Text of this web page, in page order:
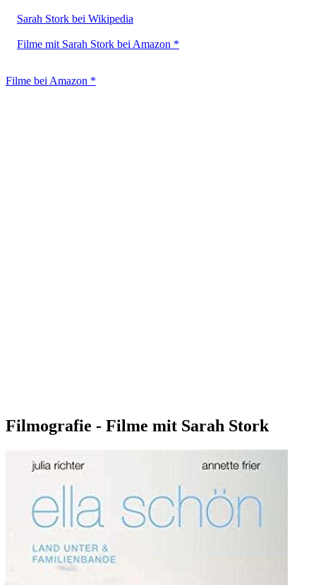
Sarah Stork bei Wikipedia
Filme mit Sarah Stork bei Amazon *
Filme bei Amazon *
Filmografie - Filme mit Sarah Stork